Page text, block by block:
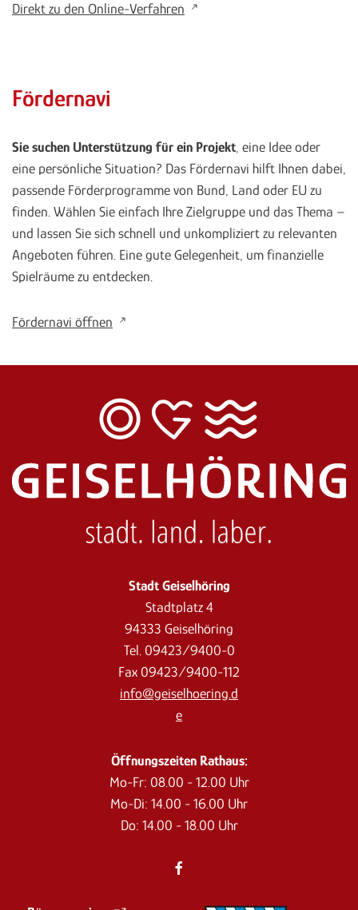
Direkt zu den Online-Verfahren
Fördernavi
Sie suchen Unterstützung für ein Projekt, eine Idee oder
eine persönliche Situation? Das Fördernavi hilft Ihnen dabei,
passende Förderprogramme von Bund, Land oder EU zu
finden. Wählen Sie einfach Ihre Zielgruppe und das Thema –
und lassen Sie sich schnell und unkompliziert zu relevanten
Angeboten führen. Eine gute Gelegenheit, um finanzielle
Spielräume zu entdecken.
Fördernavi öffnen
Stadt Geiselhöring
Stadtplatz 4
94333 Geiselhöring
Tel. 09423/9400-0
Fax 09423/9400-112
info@geiselhoering.d
e
Öffnungszeiten Rathaus:
Mo-Fr: 08.00 - 12.00 Uhr
Mo-Di: 14.00 - 16.00 Uhr
Do: 14.00 - 18.00 Uhr